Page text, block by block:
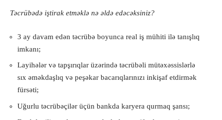
Təcrübədə iştirak etməklə nə əldə edəcəksiniz?
3 ay davam edən təcrübə boyunca real iş mühiti ilə tanışlıq
imkanı;
Layihələr və tapşırıqlar üzərində təcrübəli mütəxəssislərlə
sıx əməkdaşlıq və peşəkar bacarıqlarınızı inkişaf etdirmək
fürsəti;
Uğurlu təcrübəçilər üçün bankda karyera qurmaq şansı;